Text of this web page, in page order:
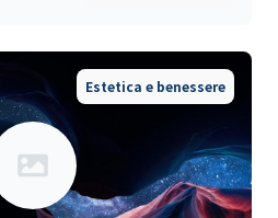
Estetica e benessere